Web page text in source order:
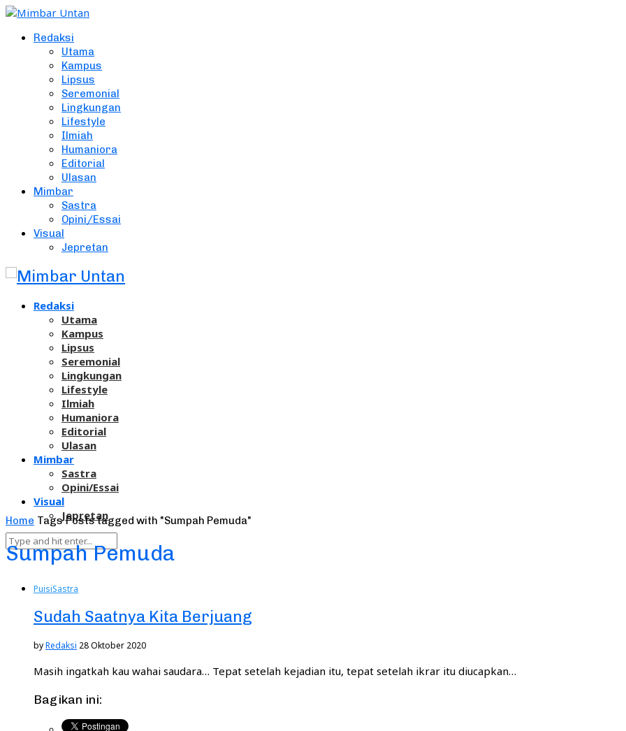
Redaksi
Utama
Kampus
Lipsus
Seremonial
Lingkungan
Lifestyle
Ilmiah
Humaniora
Editorial
Ulasan
Mimbar
Sastra
Opini/Essai
Visual
Jepretan
Redaksi
Utama
Kampus
Lipsus
Seremonial
Lingkungan
Lifestyle
Ilmiah
Humaniora
Editorial
Ulasan
Mimbar
Sastra
Opini/Essai
Visual
Jepretan
Home Tags Posts tagged with "Sumpah Pemuda"
Sumpah Pemuda
PuisiSastra
Sudah Saatnya Kita Berjuang
byRedaksi 28 Oktober 2020
Masih ingatkah kau wahai saudara… Tepat setelah kejadian itu, tepat setelah ikrar itu diucapkan…
Bagikan ini: